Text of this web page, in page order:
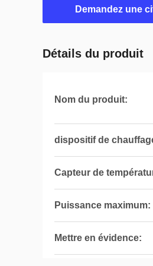
Demandez une
Détails du produit
Nom du produit:
dispositif de
Capteur de
Puissance maximum:
Mettre en évidence: